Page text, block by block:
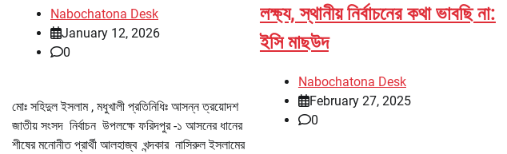
Nabochatona Desk
January 12, 2026
0
মোঃ সহিদুল ইসলাম , মধুখালী প্রতিনিধিঃ আসন্ন ত্রয়োদশ
জাতীয় সংসদ নির্বাচন উপলক্ষে ফরিদপুর -১ আসনের ধানের
শীষের মনোনীত প্রার্থী আলহাজ্ব খন্দকার নাসিরুল ইসলামের
লক্ষ্য, স্থানীয় নির্বাচনের কথা ভাবছি না:
ইসি মাছউদ
Nabochatona Desk
February 27, 2025
0